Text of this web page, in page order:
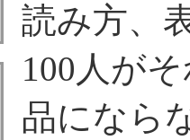
読み方、
100人が
品になら